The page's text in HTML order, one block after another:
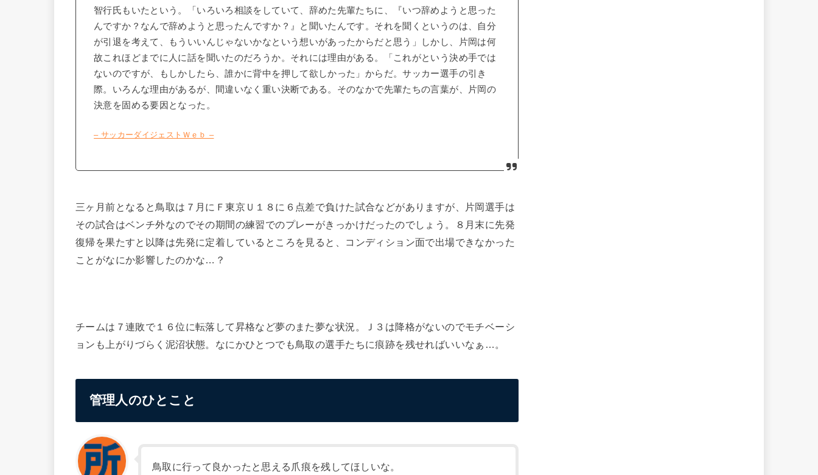
智行氏もいたという。「いろいろ相談をしていて、辞めた先輩たちに、『いつ辞めようと思った
んですか？なんで辞めようと思ったんですか？』と聞いたんです。それを聞くというのは、自分
が引退を考えて、もういいんじゃないかなという想いがあったからだと思う」しかし、片岡は何
故これほどまでに人に話を聞いたのだろうか。それには理由がある。「これがという決め手では
ないのですが、もしかしたら、誰かに背中を押して欲しかった」からだ。サッカー選手の引き
際。いろんな理由があるが、間違いなく重い決断である。そのなかで先輩たちの言葉が、片岡の
決意を固める要因となった。
– サッカーダイジェストＷｅｂ –
三ヶ月前となると鳥取は７月にＦ東京Ｕ１８に６点差で負けた試合などがありますが、片岡選手は
その試合はベンチ外なのでその期間の練習でのプレーがきっかけだったのでしょう。８月末に先発
復帰を果たすと以降は先発に定着しているところを見ると、コンディション面で出場できなかった
ことがなにか影響したのかな…？
チームは７連敗で１６位に転落して昇格など夢のまた夢な状況。Ｊ３は降格がないのでモチベーシ
ョンも上がりづらく泥沼状態。なにかひとつでも鳥取の選手たちに痕跡を残せればいいなぁ…。
管理人のひとこと
鳥取に行って良かったと思える爪痕を残してほしいな。